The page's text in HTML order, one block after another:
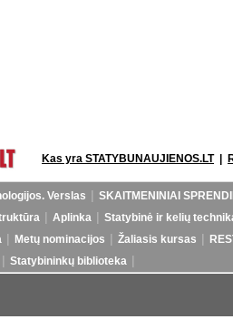
Kas yra STATYBUNAUJIENOS.LT|
Verslas
SKAITMENINIAI
Aplinka
Statybinė ir kelių
Metų nominacijos Žaliasis kursas
Statybininkų biblioteka